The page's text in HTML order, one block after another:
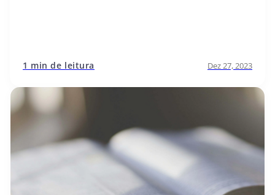
1 min de leitura Dez 27, 2023